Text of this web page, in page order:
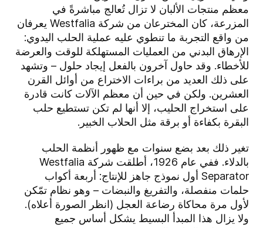
معظم منتجات الألبان لا تزال تُعالج مباشرةً في
المزرعة، كان المخترعان من شركة Westfalia يعرفان
من واقع التجربة ما تنطوي عليه عملية الحلب اليدوي:
الإرهاق البدني من العمليات المستهلكة للوقت والعرضة
للأخطاء. وقد حاول آخرون بالفعل إيجاد حلول – وتشهد
على ذلك العديد من براءات الاختراع من أوائل القرن
العشرين. ولكن في حين أن معظم الآلات كانت قادرة
على استخراج الحليب، إلا أنها لم تكن تستطيع حلب
البقرة بكفاءة أو برقة مثل الحلاب الخبير.
تغير ذلك بعد بضع سنوات مع ظهور أنظمة الحلب
بالدلاء. ففي عام 1926، أطلقت شركة Westfalia
Separator أول نموذج جاهز للإنتاج: أربعة أكواب
حلمات منفصلة، والتفريغ والنبضات – وهو نظام تمّكن
لأول مرة محاكاة رضاعة العجل (انظر الصورة أعلاه).
ولا يزال هذا المبدأ البسيط يشكل أساس جميع